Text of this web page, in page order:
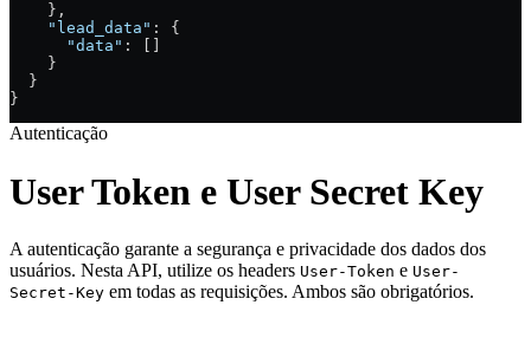
    },
    "lead_data"
: {
      "data"
: []
    }
  }
}
Autenticação
User Token e User Secret Key
A autenticação garante a segurança e privacidade dos dados dos
usuários. Nesta API, utilize os headers User-Token e User-
Secret-Key em todas as requisições. Ambos são obrigatórios.